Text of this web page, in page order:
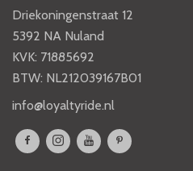
Driekoningenstraat 12
5392 NA Nuland
KVK: 71885692
BTW: NL212039167B01
info@loyaltyride.nl